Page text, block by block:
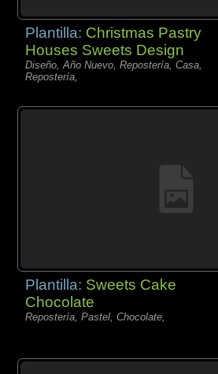
Plantilla: Christmas Pastry
Houses Sweets Design
Diseño, Año Nuevo, Repostería, Casa,
Repostería,
Plantilla: Sweets Cake
Chocolate
Repostería, Pastel, Chocolate,